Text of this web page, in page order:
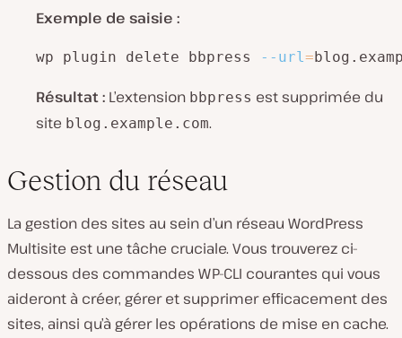
Exemple de saisie :
wp plugin delete bbpress --url=
Résultat : L’extension bbpress est supprimée du
site blog.example.com.
Gestion du réseau
La gestion des sites au sein d’un réseau WordPress
Multisite est une tâche cruciale. Vous trouverez ci-
dessous des commandes WP-CLI courantes qui vous
aideront à créer, gérer et supprimer efficacement des
sites, ainsi qu’à gérer les opérations de mise en cache.